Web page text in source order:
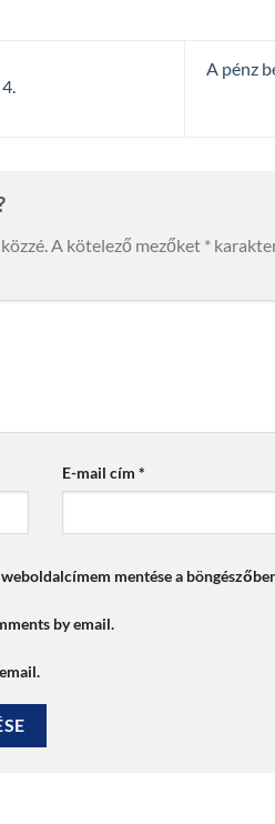
A pénz
A kötelező mezőket *
E-mail cím *
mentése a
by email.